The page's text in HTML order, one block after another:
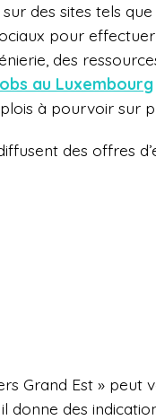
des sites tels
pour
des
au Luxembourg
à pourvoir sur
des offres
Grand Est » peut
donne des